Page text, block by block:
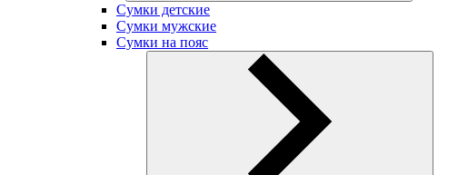
Сумки детские
Сумки мужские
Сумки на пояс